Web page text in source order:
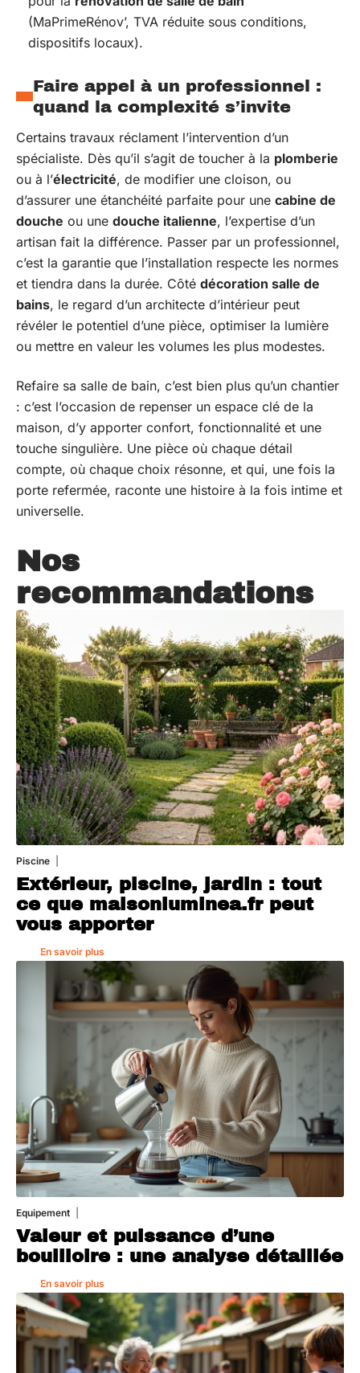
(MaPrimeRénov’, TVA réduite sous conditions,
dispositifs locaux).
Faire appel à un professionnel :
quand la complexité s’invite
Certains travaux réclament l’intervention d’un
spécialiste. Dès qu’il s’agit de toucher à la plomberie
ou à l’électricité, de modifier une cloison, ou
d’assurer une étanchéité parfaite pour une cabine de
douche ou une douche italienne, l’expertise d’un
artisan fait la différence. Passer par un professionnel,
c’est la garantie que l’installation respecte les normes
et tiendra dans la durée. Côté décoration salle de
bains, le regard d’un architecte d’intérieur peut
révéler le potentiel d’une pièce, optimiser la lumière
ou mettre en valeur les volumes les plus modestes.
Refaire sa salle de bain, c’est bien plus qu’un chantier
: c’est l’occasion de repenser un espace clé de la
maison, d’y apporter confort, fonctionnalité et une
touche singulière. Une pièce où chaque détail
compte, où chaque choix résonne, et qui, une fois la
porte refermée, raconte une histoire à la fois intime et
universelle.
Nos
recommandations
Piscine
Extérieur, piscine, jardin : tout
ce que maisonluminea.fr peut
vous apporter
En savoir plus
Equipement
Valeur et puissance d’une
bouilloire : une analyse détaillée
En savoir plus